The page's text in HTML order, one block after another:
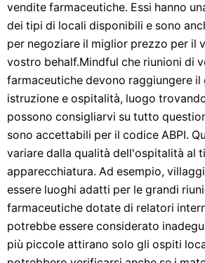
vendite farmaceutiche. Essi hanno
dei tipi di locali disponibili e sono
per negoziare il miglior prezzo per il
vostro behalf.Mindful che riunioni di
farmaceutiche devono raggiungere
istruzione e ospitalità, luogo
possono consigliarvi su tutto
sono accettabili per il codice ABPI.
variare dalla qualità dell'ospitalità al
apparecchiatura. Ad esempio,
essere luoghi adatti per le grandi
farmaceutiche dotate di relatori
potrebbe essere considerato
più piccole attirano solo gli ospiti